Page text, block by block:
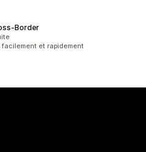
facilement et rapidement